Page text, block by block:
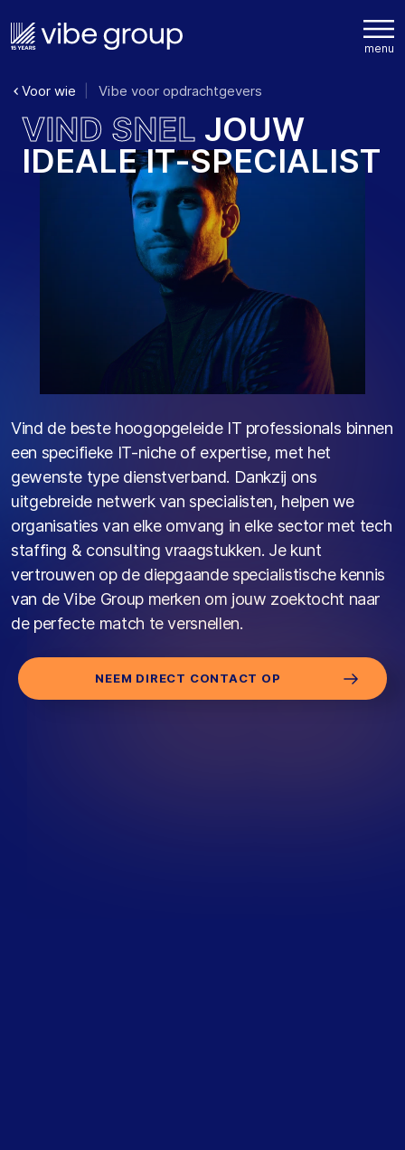
Voor wie Vibe voor opdrachtgevers
VIND SNEL JOUW
IDEALE IT-SPECIALIST
Vind de beste hoogopgeleide IT professionals binnen
een specifieke IT-nicheof expertise, met het
gewenste type dienstverband. Dankzij ons
uitgebreide netwerk van specialisten, helpen we
organisatiesvan elke omvang in elke sector met tech
staffing & consulting vraagstukken. Je kunt
vertrouwen op de diepgaande specialistische kennis
van de Vibe Group merken om jouw zoektocht naar
de perfecte match te versnellen.
NEEM DIRECT CONTACT OP